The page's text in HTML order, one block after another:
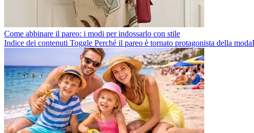
Come abbinare il pareo: i modi per indossarlo con stile
Indice dei contenuti Toggle Perché il pareo è tornato protagonista della